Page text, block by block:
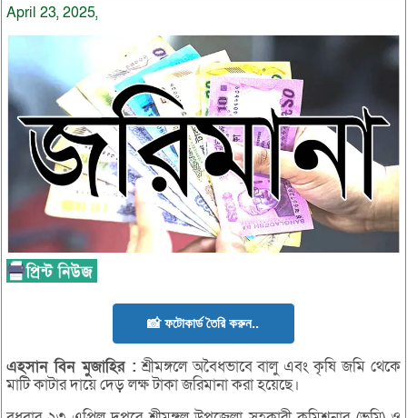
April 23, 2025,
📸 ফটোকার্ড তৈরি করুন..
এহসানবিনমুজাহির : শ্রীমঙ্গলে অবৈধভাবে বালু এবং কৃষি জমি থেকে
মাটি কাটার দায়ে দেড় লক্ষ টাকা জরিমানা করা হয়েছে।